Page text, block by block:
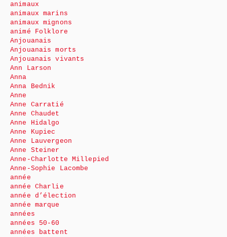
animaux
animaux marins
animaux mignons
animé Folklore
Anjouanais
Anjouanais morts
Anjouanais vivants
Ann Larson
Anna
Anna Bednik
Anne
Anne Carratié
Anne Chaudet
Anne Hidalgo
Anne Kupiec
Anne Lauvergeon
Anne Steiner
Anne-Charlotte Millepied
Anne-Sophie Lacombe
année
année Charlie
année d’élection
année marque
années
années 50-60
années battent